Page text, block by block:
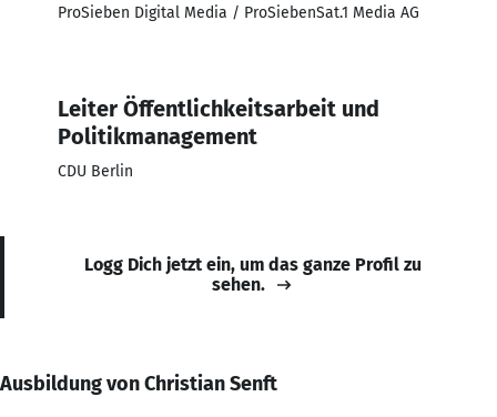
ProSieben Digital Media / ProSiebenSat.1 Media AG
Leiter Öffentlichkeitsarbeit und
Politikmanagement
CDU Berlin
Logg Dich jetzt ein, um das ganze Profil zu
sehen.
Ausbildung von Christian Senft